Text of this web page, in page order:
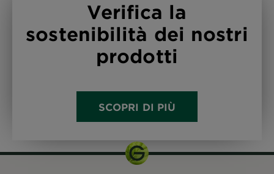
Verifica la
sostenibilità dei nostri
prodotti
SCOPRI DI PIÙ